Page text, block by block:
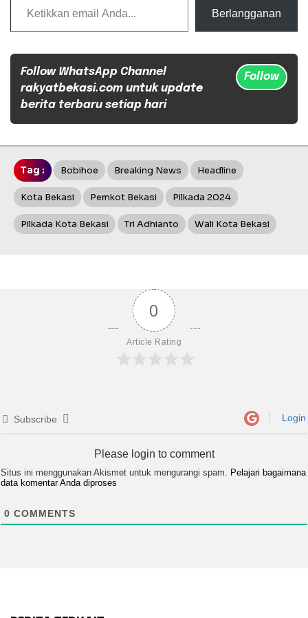
Berlangganan
Follow WhatsApp Channel
rakyatbekasi.com untuk update
berita terbaru setiap hari
Follow
Tag : Bobihoe Breaking News Headline
Kota Bekasi Pemkot Bekasi Pilkada 2024
Pilkada Kota Bekasi Tri Adhianto Wali Kota Bekasi
0
Article Rating
Subscribe Login
Please login to comment
Situs ini menggunakan Akismet untuk mengurangi spam.
Pelajari bagaimana
data komentar Anda diproses
0 COMMENTS